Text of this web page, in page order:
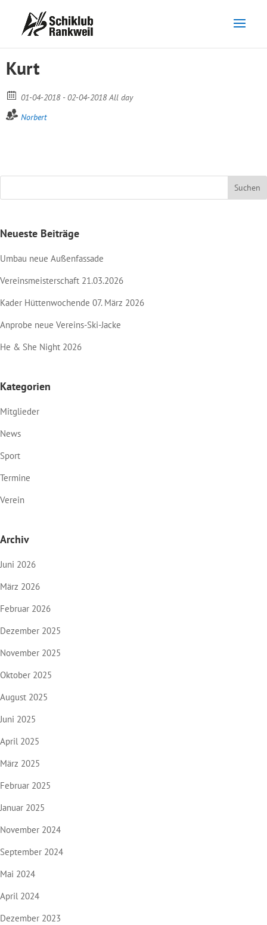
Kurt
01-04-2018 - 02-04-2018 All day
Norbert
Neueste Beiträge
Umbau neue Außenfassade
Vereinsmeisterschaft 21.03.2026
Kader Hüttenwochende 07. März 2026
Anprobe neue Vereins-Ski-Jacke
He & She Night 2026
Kategorien
Mitglieder
News
Sport
Termine
Verein
Archiv
Juni 2026
März 2026
Februar 2026
Dezember 2025
November 2025
Oktober 2025
August 2025
Juni 2025
April 2025
März 2025
Februar 2025
Januar 2025
November 2024
September 2024
Mai 2024
April 2024
Dezember 2023